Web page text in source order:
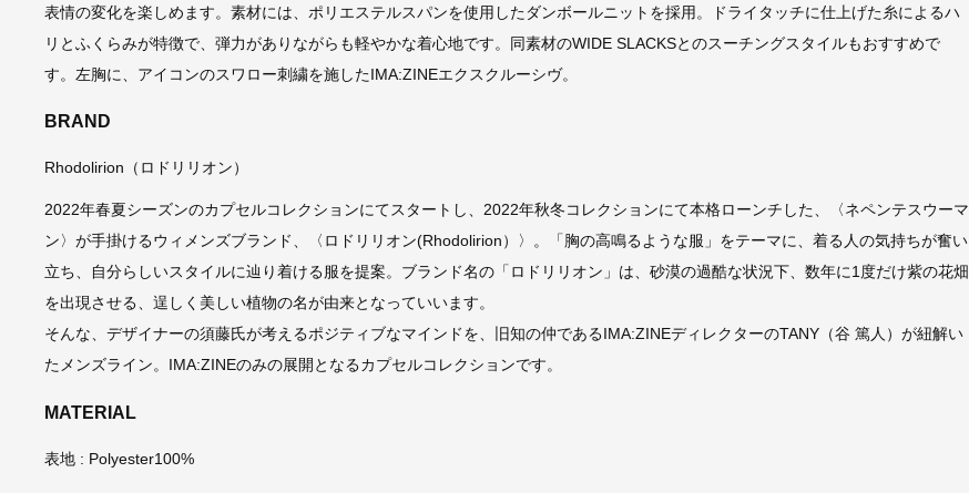
表情の変化を楽しめます。素材には、ポリエステルスパンを使用したダンボールニットを採用。ドライタッチに仕上げた糸によるハ
リとふくらみが特徴で、弾力がありながらも軽やかな着心地です。同素材のWIDE SLACKSとのスーチングスタイルもおすすめで
す。左胸に、アイコンのスワロー刺繍を施したIMA:ZINEエクスクルーシヴ。
BRAND
Rhodolirion（ロドリリオン）
2022年春夏シーズンのカプセルコレクションにてスタートし、2022年秋冬コレクションにて本格ローンチした、〈ネペンテスウーマ
ン〉が手掛けるウィメンズブランド、〈ロドリリオン(Rhodolirion）〉。「胸の高鳴るような服」をテーマに、着る人の気持ちが奮い
立ち、自分らしいスタイルに辿り着ける服を提案。ブランド名の「ロドリリオン」は、砂漠の過酷な状況下、数年に1度だけ紫の花畑
を出現させる、逞しく美しい植物の名が由来となっていいます。
そんな、デザイナーの須藤氏が考えるポジティブなマインドを、旧知の仲であるIMA:ZINEディレクターのTANY（谷 篤人）が紐解い
たメンズライン。IMA:ZINEのみの展開となるカプセルコレクションです。
MATERIAL
表地 : Polyester100%